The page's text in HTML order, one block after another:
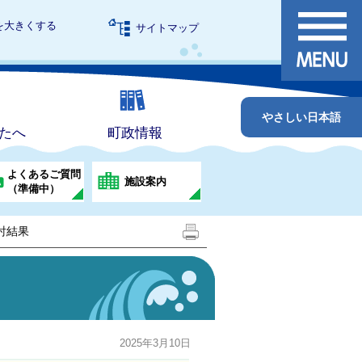
大きくする サイトマップ
へ 町政情報
やさしい日本語
よくあるご質問
（準備中）
施設案内
結果
2025年3月10日